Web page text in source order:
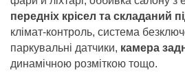
передніх крісел та складаний
клімат-контроль, система
паркувальні датчики, камера
динамічною розміткою тощо.